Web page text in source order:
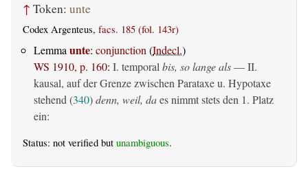
↑ Token: unte
Codex Argenteus, facs. 185 (fol. 143r)
Lemma unte: conjunction (Indecl.)
WS 1910, p. 160: I. temporal bis, so lange als— II.
kausal, auf der Grenze zwischen Parataxe u. Hypotaxe
stehend (340)denn, weil, daes nimmt stets den 1. Platz
ein:
Status: not verified but unambiguous.